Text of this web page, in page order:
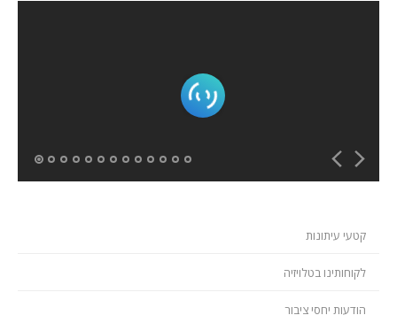
ניהול מוניטין
קטעי עיתונות
לקוחותינו בטלויזיה
הודעות יחסי ציבור